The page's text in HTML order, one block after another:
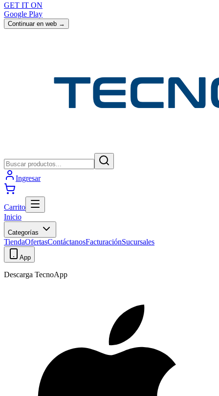
GET IT ON
Google Play
Continuar en web →
Ingresar
Carrito
Inicio
Categorías
TiendaOfertasContáctanosFacturaciónSucursales
App
Descarga TecnoApp